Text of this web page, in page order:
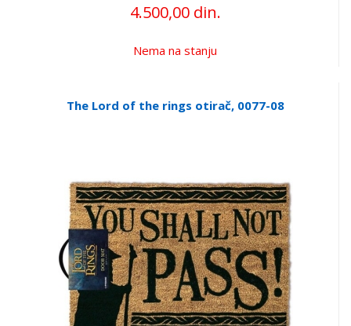
4.500,00 din.
Nema na stanju
The Lord of the rings otirač, 0077-08